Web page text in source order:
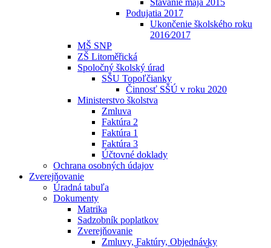
Stavanie mája 2015
Podujatia 2017
Ukončenie školského roku
2016⁄2017
MŠ SNP
ZŠ Litoměřická
Spoločný školský úrad
SŠU Topoľčianky
Činnosť SŠÚ v roku 2020
Ministerstvo školstva
Zmluva
Faktúra 2
Faktúra 1
Faktúra 3
Účtovné doklady
Ochrana osobných údajov
Zverejňovanie
Úradná tabuľa
Dokumenty
Matrika
Sadzobník poplatkov
Zverejňovanie
Zmluvy, Faktúry, Objednávky